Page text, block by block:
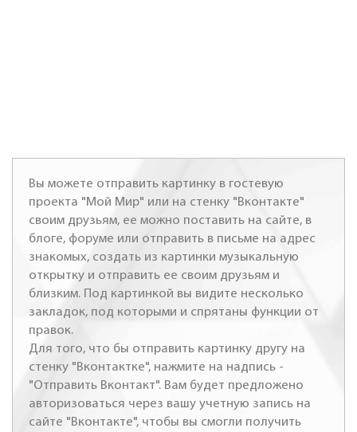
Вы можете отправить картинку в гостевую
проекта "Мой Мир" или на стенку "Вконтакте"
своим друзьям, ее можно поставить на сайте, в
блоге, форуме или отправить в письме на адрес
знакомых, создать из картинки музыкальную
открытку и отправить ее своим друзьям и
близким. Под картинкой вы видите несколько
закладок, под которыми и спрятаны функции от
правок.
Для того, что бы отправить картинку другу на
стенку "Вконтактке", нажмите на надпись -
"Отправить Вконтакт". Вам будет предложено
авторизоваться через вашу учетную запись на
сайте "Вконтакте", чтобы вы смогли получить